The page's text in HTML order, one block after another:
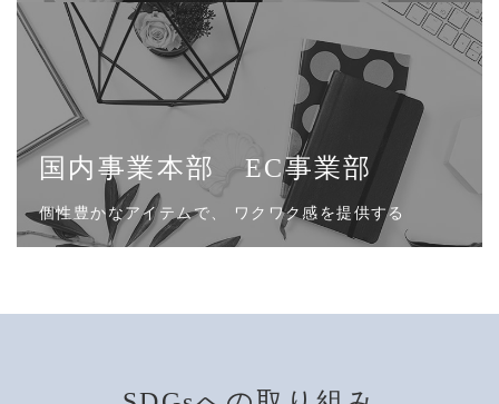
国内事業本部 EC事業部
個性豊かなアイテムで、 ワクワク感を提供する